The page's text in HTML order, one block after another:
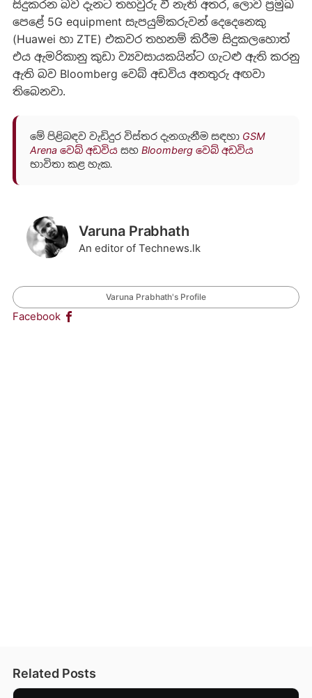
සිදුකරන බව දැනට තහවුරු වී නැති අතර, ලොව ප්‍රමුඛ
පෙළේ 5G equipment සැපයුම්කරුවන් දෙදෙනෙකු
(Huawei හා ZTE) එකවර තහනම් කිරීම සිදුකලහොත්
එය ඇමරිකානු කුඩා ව්‍යවසායකයින්ට ගැටළු ඇති කරනු
ඇති බව Bloomberg වෙබ් අඩවිය අනතුරු අඟවා
තිබෙනවා.
මේ පිළිබඳව වැඩිදුර විස්තර දැනගැනීම සඳහා GSM
Arena වෙබ් අඩවියසහ Bloomberg වෙබ් අඩවිය
භාවිතා කළ හැක.
Varuna Prabhath
An editor of Technews.lk
Varuna Prabhath's Profile
Facebook
Related Posts